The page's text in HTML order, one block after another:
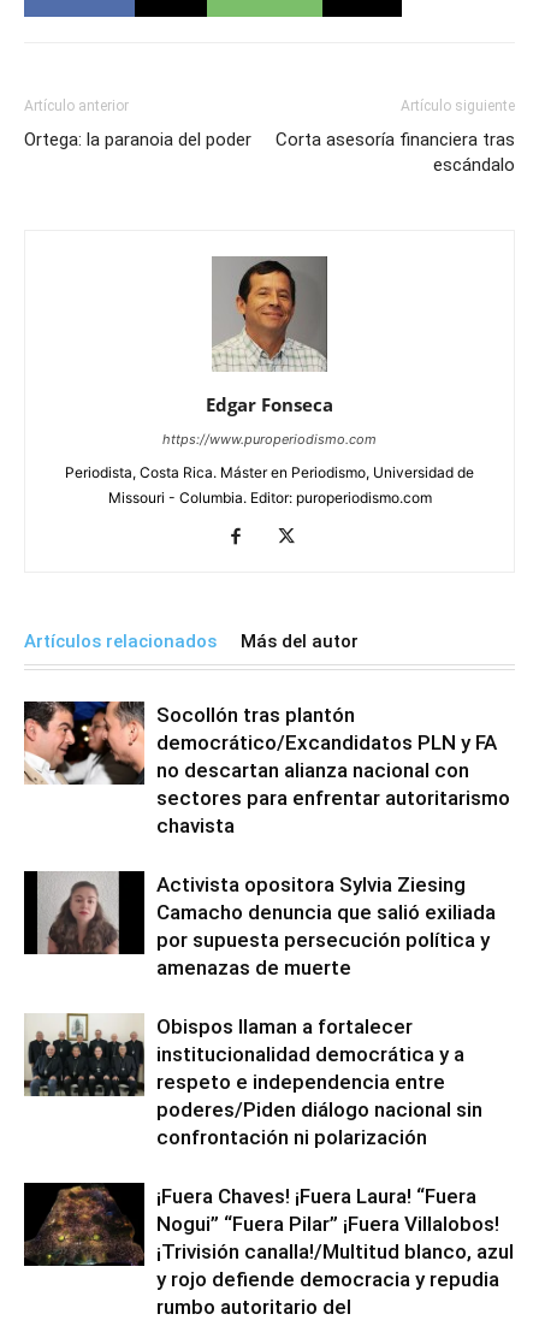
Artículo anterior
Ortega: la paranoia del poder
Artículo siguiente
Corta asesoría financiera tras
escándalo
Edgar Fonseca
https://www.puroperiodismo.com
Periodista, Costa Rica. Máster en Periodismo, Universidad de
Missouri - Columbia. Editor: puroperiodismo.com
Artículos relacionados Más del autor
Socollón tras plantón
democrático/Excandidatos PLN y FA
no descartan alianza nacional con
sectores para enfrentar autoritarismo
chavista
Activista opositora Sylvia Ziesing
Camacho denuncia que salió exiliada
por supuesta persecución política y
amenazas de muerte
Obispos llaman a fortalecer
institucionalidad democrática y a
respeto e independencia entre
poderes/Piden diálogo nacional sin
confrontación ni polarización
¡Fuera Chaves! ¡Fuera Laura! “Fuera
Nogui” “Fuera Pilar” ¡Fuera Villalobos!
¡Trivisión canalla!/Multitud blanco, azul
y rojo defiende democracia y repudia
rumbo autoritario del